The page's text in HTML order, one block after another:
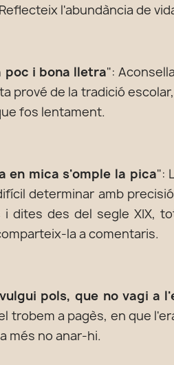
l'abundància de
poc i bona lletra":
prové de la tradició
fos lentament.
en mica s'omple la pica":
determinar amb
i dites des del segle XIX,
la a comentaris.
pols, que no vagi a
el trobem a pagès, en que
més no anar-hi.